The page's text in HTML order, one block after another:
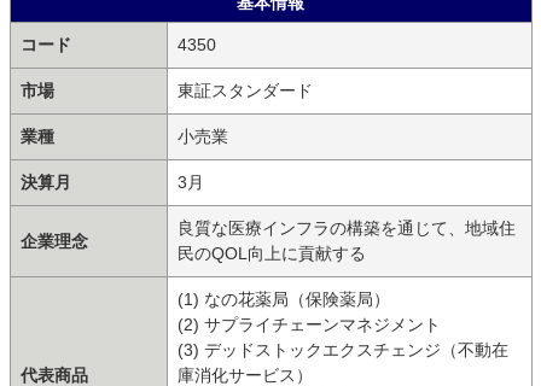
コード 4350
市場 東証スタンダード
業種 小売業
決算月 3月
企業理念
良質な医療インフラの構築を通じて、地域住
民のQOL向上に貢献する
代表商品
(1) なの花薬局（保険薬局）
(2) サプライチェーンマネジメント
(3) デッドストックエクスチェンジ（不動在
庫消化サービス）